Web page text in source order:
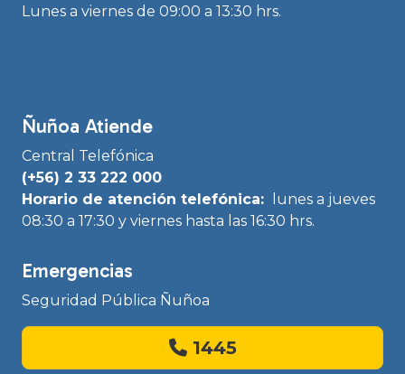
Lunes a viernes de 09:00 a 13:30 hrs.
Ñuñoa Atiende
Central Telefónica
(+56) 2 33 222 000
Horario de atención telefónica:
lunes a jueves
08:30 a 17:30 y viernes hasta las 16:30 hrs.
Emergencias
Seguridad Pública Ñuñoa
1445